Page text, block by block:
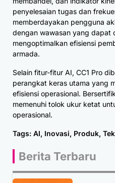
penyelesaian tugas dan
memberdayakan pengguna
dengan wawasan yang dapat
mengoptimalkan efisiensi
armada.
Selain fitur-fitur AI, CC1 Pro
perangkat keras utama yang
efisiensi operasional.
memenuhi tolok ukur ketat
operasional.
Tags: AI, Inovasi, Produk,
Berita Terbaru